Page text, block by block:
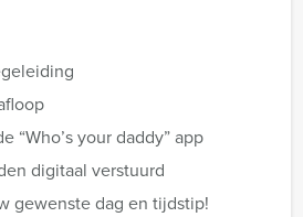
“Who’s your daddy” app
digitaal verstuurd
gewenste dag en tijdstip!